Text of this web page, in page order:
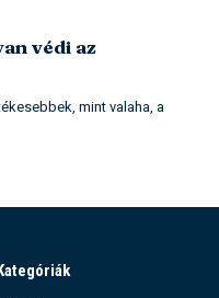
védi az
mint valaha, a